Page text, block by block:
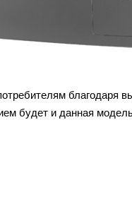
благодаря
будет и данная